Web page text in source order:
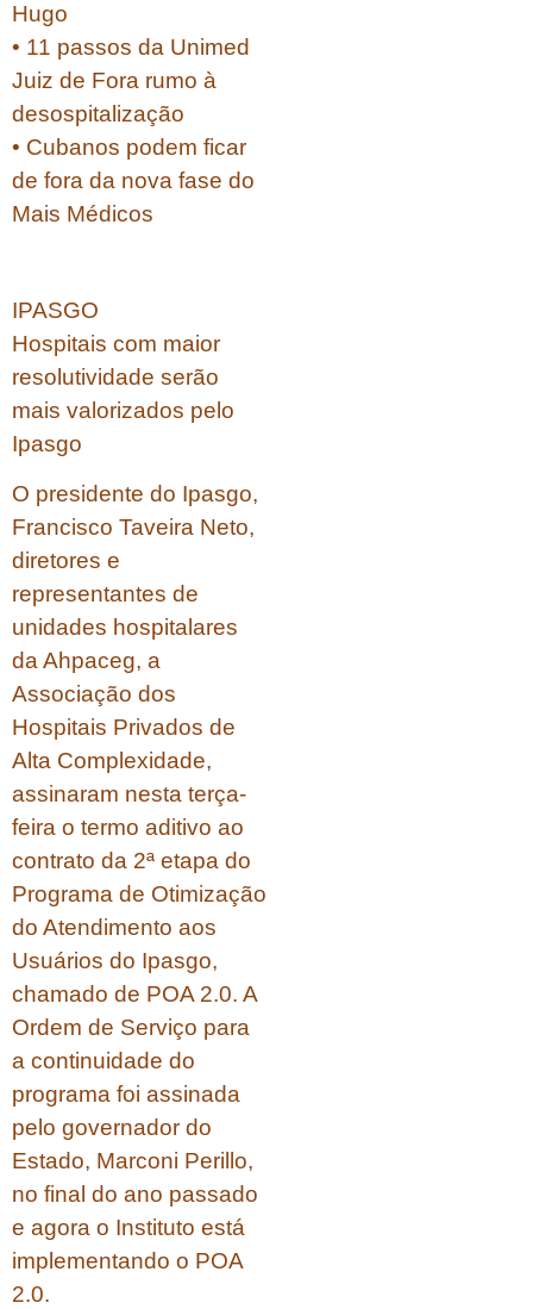
Hugo
• 11 passos da Unimed
Juiz de Fora rumo à
desospitalização
• Cubanos podem ficar
de fora da nova fase do
Mais Médicos
IPASGO
Hospitais com maior
resolutividade serão
mais valorizados pelo
Ipasgo
O presidente do Ipasgo,
Francisco Taveira Neto,
diretores e
representantes de
unidades hospitalares
da Ahpaceg, a
Associação dos
Hospitais Privados de
Alta Complexidade,
assinaram nesta terça-
feira o termo aditivo ao
contrato da 2ª etapa do
Programa de Otimização
do Atendimento aos
Usuários do Ipasgo,
chamado de POA 2.0. A
Ordem de Serviço para
a continuidade do
programa foi assinada
pelo governador do
Estado, Marconi Perillo,
no final do ano passado
e agora o Instituto está
implementando o POA
2.0.